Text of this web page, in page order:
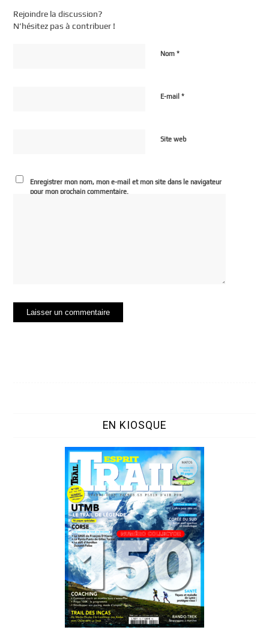
Rejoindre la discussion?
N’hésitez pas à contribuer !
Nom*
E-mail*
Site web
Enregistrer mon nom, mon e-mail et mon site dans le navigateur
pour mon prochain commentaire.
EN KIOSQUE